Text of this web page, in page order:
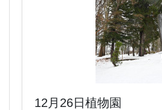
12月26日植物園